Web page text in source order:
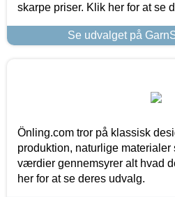
skarpe priser. Klik her for at se
Se udvalget på
Önling.com tror på klassisk
produktion, naturlige
værdier gennemsyrer alt hvad
her for at se deres udvalg.